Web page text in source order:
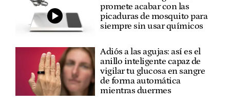
promete acabar con las
picaduras de mosquito para
siempre sin usar químicos
Adiós a las agujas: así es el
anillo inteligente capaz de
vigilar tu glucosa en sangre
de forma automática
mientras duermes